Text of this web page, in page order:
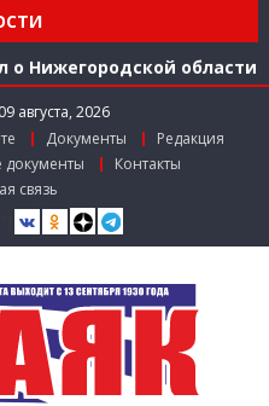
сотрудничество
о Нижегородской области
строительства
награды в канун
для выявления
с грузовиков начали
области
стали пользователями
области» к
сотрудничество
августа, 2026
Документы
Редакция
Контакты
связь